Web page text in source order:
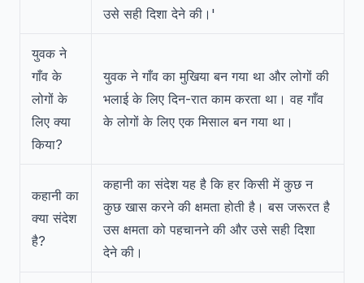
उसे सही दिशा देने की।'
युवक ने
गाँव के
लोगों के
लिए क्या
किया?
युवक ने गाँव का मुखिया बन गया था और लोगों की
भलाई के लिए दिन-रात काम करता था। वह गाँव
के लोगों के लिए एक मिसाल बन गया था।
कहानी का
क्या संदेश
है?
कहानी का संदेश यह है कि हर किसी में कुछ न
कुछ खास करने की क्षमता होती है। बस जरूरत है
उस क्षमता को पहचानने की और उसे सही दिशा
देने की।